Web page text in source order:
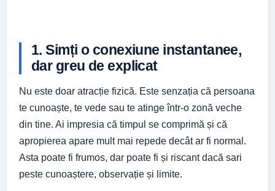
1. Simți o conexiune instantanee,
dar greu de explicat
Nu este doar atracție fizică. Este senzația că persoana
te cunoaște, te vede sau te atinge într-o zonă veche
din tine. Ai impresia că timpul se comprimă și că
apropierea apare mult mai repede decât ar fi normal.
Asta poate fi frumos, dar poate fi și riscant dacă sari
peste cunoaștere, observație și limite.